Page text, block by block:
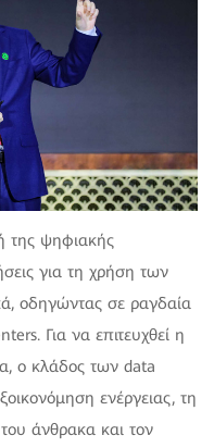
της ψηφιακής
για τη χρήση των
οδηγώντας σε ραγδαία
Για να επιτευχθεί η
ο κλάδος των data
ενέργειας, τη
άνθρακα και τον